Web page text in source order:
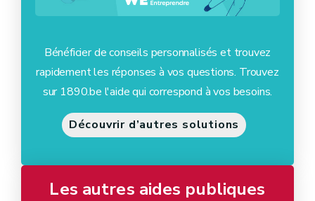
Bénéficier de conseils personnalisés et trouvez
rapidement les réponses à vos questions. Trouvez
sur 1890.be l'aide qui correspond à vos besoins.
Découvrir d’autres solutions
Les autres aides publiques